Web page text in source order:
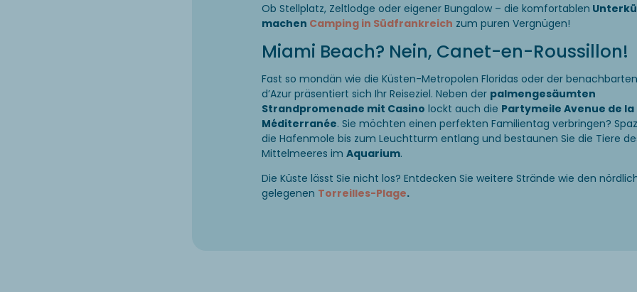
Ob Stellplatz, Zeltlodge oder eigener Bungalow – die komfortablen
machen Camping in Südfrankreich zum puren Vergnügen!
Miami Beach? Nein, Canet-en-Roussillon!
Fast so mondän wie die Küsten-Metropolen Floridas oder der
d’Azur präsentiert sich Ihr Reiseziel. Neben der palmengesäumten
Strandpromenade mit Casino lockt auch die Partymeile Avenue de la
Méditerranée. Sie möchten einen perfekten Familientag verbringen?
die Hafenmole bis zum Leuchtturm entlang und bestaunen Sie die Tiere
Mittelmeeres im Aquarium.
Die Küste lässt Sie nicht los? Entdecken Sie weitere Strände wie den
gelegenen Torreilles-Plage.